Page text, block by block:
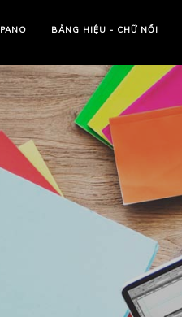
PANO BẢNG HIỆU - CHỮ NỔI